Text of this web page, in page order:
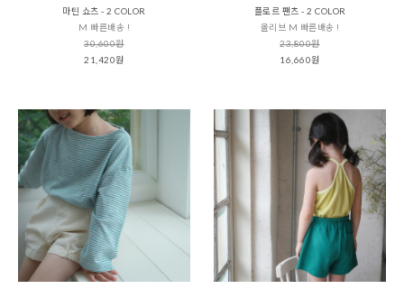
마틴 쇼츠 - 2 COLOR
M 빠른배송 !
30,600원
21,420원
플로르 팬츠 - 2 COLOR
올리브 M 빠른배송 !
23,800원
16,660원